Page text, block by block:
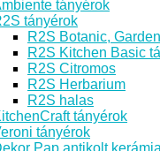
tányérok
tányérok
R2S Botanic, Garden
R2S Kitchen Basic
R2S Citromos
R2S Herbarium
R2S halas
tányérok
tányérok
Pap antikolt